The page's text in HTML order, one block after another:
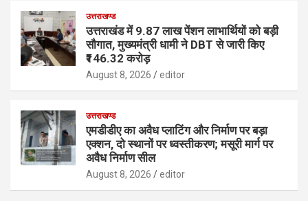
उत्तराखण्ड
उत्तराखंड में 9.87 लाख पेंशन लाभार्थियों को बड़ी
सौगात, मुख्यमंत्री धामी ने DBT से जारी किए
₹146.32 करोड़
August 8, 2026 editor
उत्तराखण्ड
एमडीडीए का अवैध प्लाटिंग और निर्माण पर बड़ा
एक्शन, दो स्थानों पर ध्वस्तीकरण; मसूरी मार्ग पर
अवैध निर्माण सील
August 8, 2026 editor